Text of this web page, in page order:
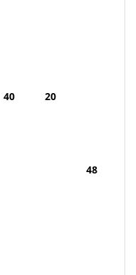
40 20
48